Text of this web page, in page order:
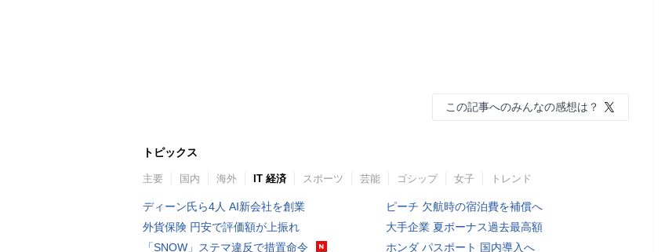
この記事へのみんなの感想は？
トピックス
主要 国内 海外 IT 経済 スポーツ 芸能 ゴシップ 女子 トレンド
ディーン氏ら4人 AI新会社を創業
外貨保険 円安で評価額が上振れ
「SNOW」ステマ違反で措置命令
ピーチ 欠航時の宿泊費を補償へ
大手企業 夏ボーナス過去最高額
ホンダ パスポート 国内導入へ